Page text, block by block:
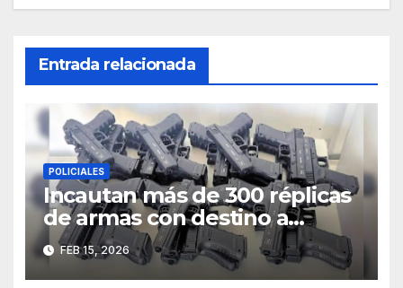
Entrada relacionada
POLICIALES
Incautan más de 300 réplicas
de armas con destino a
Trujillo e investigan presunto
vínculo con “Los Pulpos”
FEB 15, 2026